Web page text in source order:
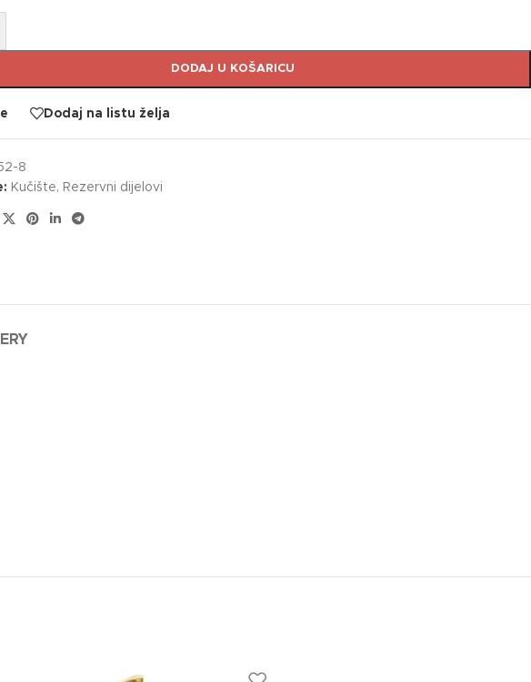
DODAJ U KOŠARICU
Dodaj na listu želja
8
Kučište, Rezervni dijelovi